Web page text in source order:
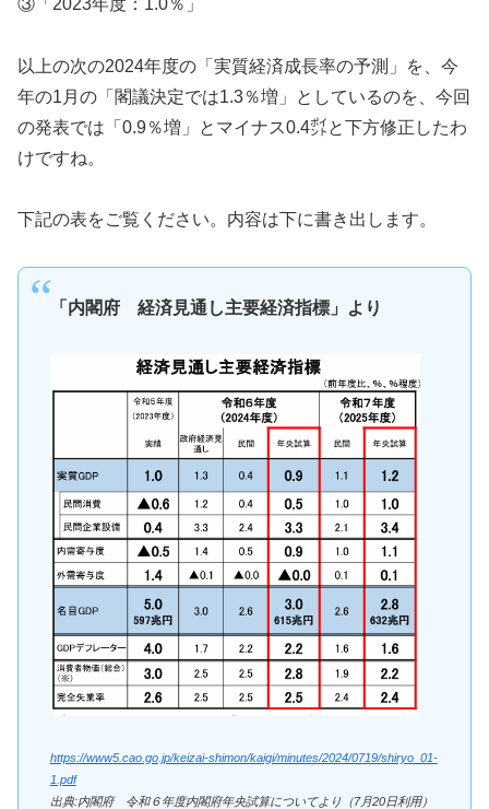
以上の次の2024年度の「実質経済成長率の予測」を、今
年の1月の「閣議決定では1.3％増」としているのを、今回
の発表では「0.9％増」とマイナス0.4㌽と下方修正したわ
けですね。
下記の表をご覧ください。内容は下に書き出します。
「内閣府 経済見通し主要経済指標」より
https://www5.cao.go.jp/keizai-shimon/kaigi/minutes/2024/0719/shiryo_01-
1.pdf
出典:内閣府 令和６年度内閣府年央試算についてより（7月20日利用）